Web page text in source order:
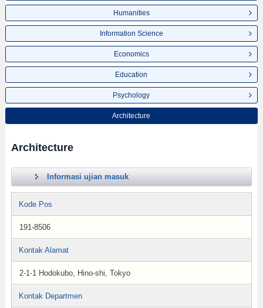
Humanities
Information Science
Economics
Education
Psychology
Architecture
Architecture
Informasi ujian masuk
Kode Pos
191-8506
Kontak Alamat
2-1-1 Hodokubo, Hino-shi, Tokyo
Kontak Departmen